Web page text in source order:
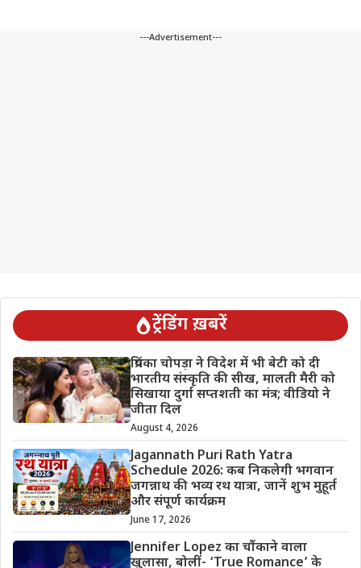
---Advertisement---
ट्रेंडिंग ख़बरें
प्रियंका चोपड़ा ने विदेश में भी बेटी को दी
भारतीय संस्कृति की सीख, मालती मैरी को
सिखाया दुर्गा सप्तशती का मंत्र; वीडियो ने
जीता दिल
August 4, 2026
Jagannath Puri Rath Yatra
Schedule 2026: कब निकलेगी भगवान
जगन्नाथ की भव्य रथ यात्रा, जानें शुभ मुहूर्त
और संपूर्ण कार्यक्रम
June 17, 2026
Jennifer Lopez का चौंकाने वाला
खुलासा, बोलीं- ‘True Romance’ के